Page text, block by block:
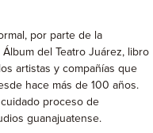
por parte de la
del Teatro Juárez, libro
artistas y compañías que
hace más de 100 años.
proceso de
guanajuatense.